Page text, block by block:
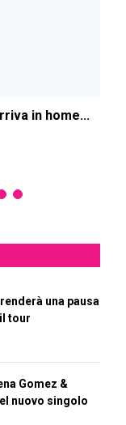
in home...
una pausa
tour
Gomez &
nuovo singolo